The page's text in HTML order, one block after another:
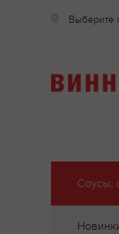
Выберите
Соусы,